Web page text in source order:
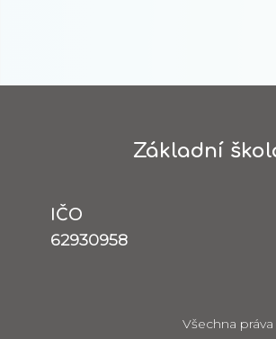
Základní
IČO
62930958
Všechna